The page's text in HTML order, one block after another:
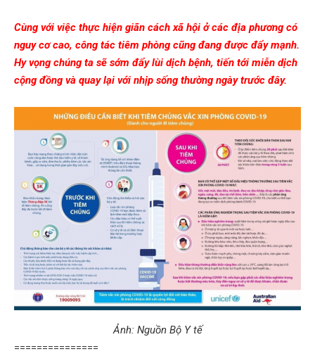
Cùng với việc thực hiện giãn cách xã hội ở các địa phương có
nguy cơ cao, công tác tiêm phòng cũng đang được đẩy mạnh.
Hy vọng chúng ta sẽ sớm đẩy lùi dịch bệnh, tiến tới miễn dịch
cộng đồng và quay lại với nhịp sống thường ngày trước đây.
Ảnh: Nguồn Bộ Y tế
===============